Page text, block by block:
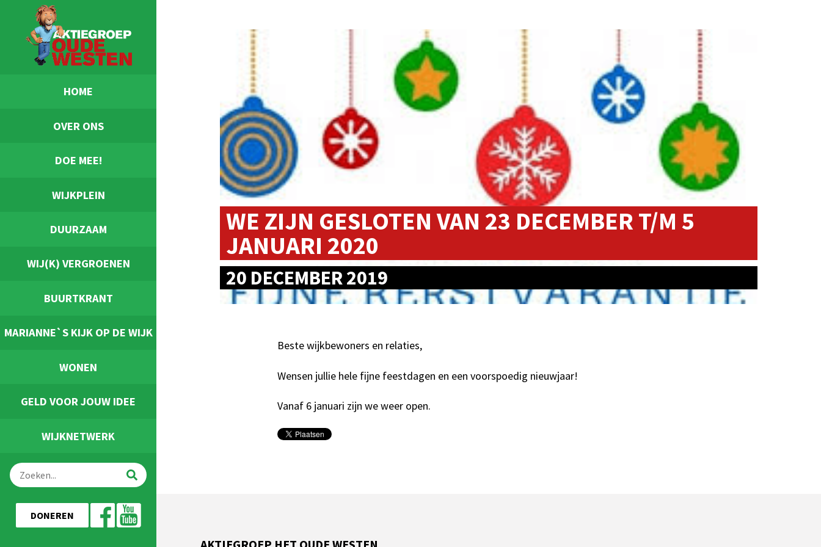
HOME
OVER ONS
DOE MEE!
WIJKPLEIN
DUURZAAM
WIJ(K) VERGROENEN
BUURTKRANT
MARIANNE`S KIJK OP DE WIJK
WONEN
GELD VOOR JOUW IDEE
WIJKNETWERK
DONEREN
WE ZIJN GESLOTEN VAN 23 DECEMBER T/M 5
JANUARI 2020
20 DECEMBER 2019
Beste wijkbewoners en relaties,
Wensen jullie hele fijne feestdagen en een voorspoedig nieuwjaar!
Vanaf 6 januari zijn we weer open.